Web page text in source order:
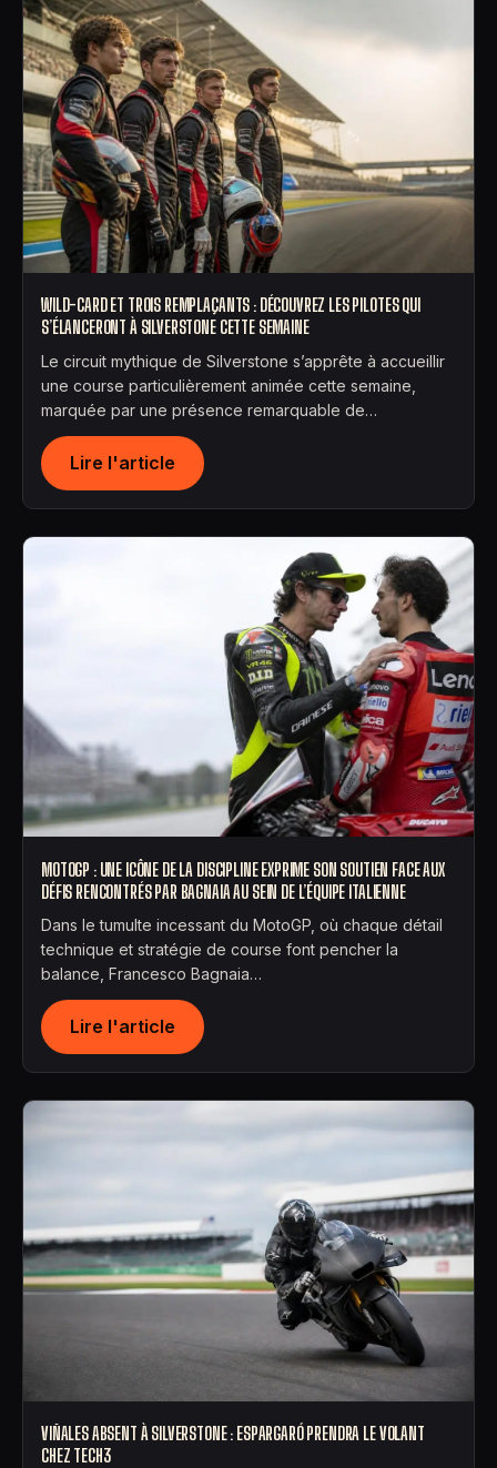
WILD-CARD ET TROIS REMPLAÇANTS : DÉCOUVREZ LES PILOTES QUI
S’ÉLANCERONT À SILVERSTONE CETTE SEMAINE
Le circuit mythique de Silverstone s’apprête à accueillir
une course particulièrement animée cette semaine,
marquée par une présence remarquable de…
Lire l'article
MOTOGP : UNE ICÔNE DE LA DISCIPLINE EXPRIME SON SOUTIEN FACE AUX
DÉFIS RENCONTRÉS PAR BAGNAIA AU SEIN DE L’ÉQUIPE ITALIENNE
Dans le tumulte incessant du MotoGP, où chaque détail
technique et stratégie de course font pencher la
balance, Francesco Bagnaia…
Lire l'article
VIÑALES ABSENT À SILVERSTONE : ESPARGARÓ PRENDRA LE VOLANT
CHEZ TECH3